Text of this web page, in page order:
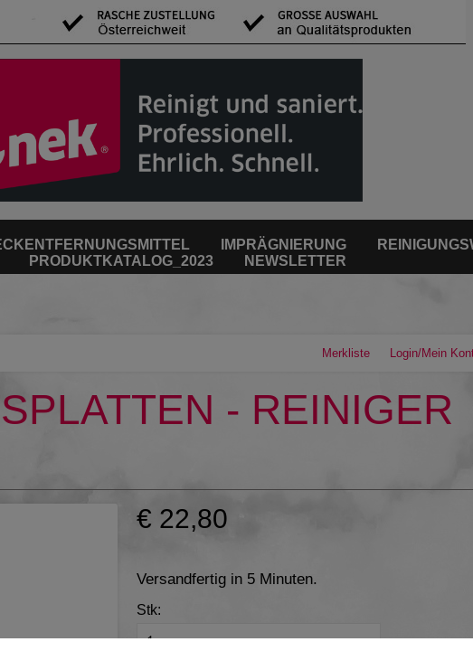
IMPRÄGNIERUNG
PRODUKTKATALOG_2023 NEWSLETTER
Login/Mein
Merkliste
- REINIGER
€ 22,80
Versandfertig in 5 Minuten.
Stk: